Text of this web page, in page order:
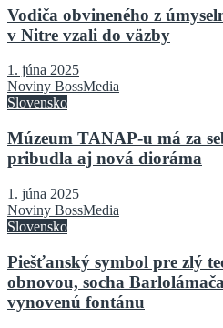
Vodiča obvineného z
v Nitre vzali do väzby
1. júna 2025
Noviny BossMedia
Slovensko
Múzeum TANAP-u má za
pribudla aj nová dioráma
1. júna 2025
Noviny BossMedia
Slovensko
Piešťanský symbol pre zlý
obnovou, socha
vynovenú fontánu